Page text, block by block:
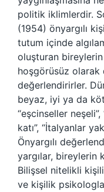
politik iklimlerdir.
(1954) önyargılı
tutum içinde
oluşturan
hoşgörüsüz olarak
değerlendirirler.
beyaz, iyi ya da
“eşcinseller
katı”, “İtalyanlar
Önyargılı
yargılar, bireylerin
Bilişsel nitelikli
ve kişilik